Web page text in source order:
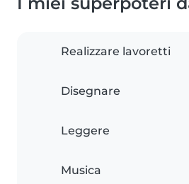
Realizzare lavoretti
Disegnare
Leggere
Musica